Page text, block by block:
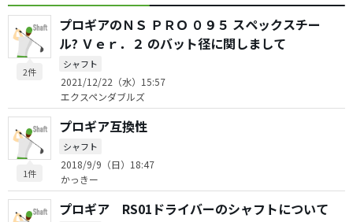
2件
プロギアのＮＳ ＰＲＯ ０９５ スペックスチー
ル? Ｖｅｒ．２ のバット径に関しまして
シャフト
2021/12/22（水）15:57
エクスペンダブルズ
1件
プロギア互換性
シャフト
2018/9/9（日）18:47
かっきー
プロギア RS01ドライバーのシャフトについて